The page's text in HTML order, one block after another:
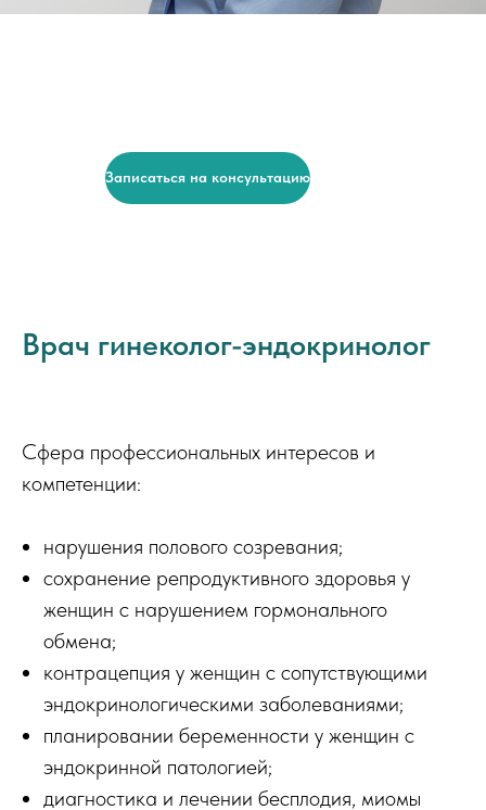
Записаться на консультацию
Врач гинеколог-эндокринолог
Сфера профессиональных интересов и
компетенции:
нарушения полового созревания;
сохранение репродуктивного здоровья у
женщин с нарушением гормонального
обмена;
контрацепция у женщин с сопутствующими
эндокринологическими заболеваниями;
планировании беременности у женщин с
эндокринной патологией;
диагностика и лечении бесплодия, миомы